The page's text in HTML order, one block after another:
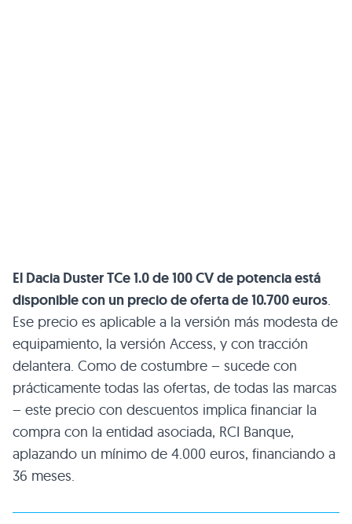
El Dacia Duster TCe 1.0 de 100 CV de potencia está
disponible con un precio de oferta de 10.700 euros.
Ese precio es aplicable a la versión más modesta de
equipamiento, la versión Access, y con tracción
delantera. Como de costumbre – sucede con
prácticamente todas las ofertas, de todas las marcas
– este precio con descuentos implica financiar la
compra con la entidad asociada, RCI Banque,
aplazando un mínimo de 4.000 euros, financiando a
36 meses.